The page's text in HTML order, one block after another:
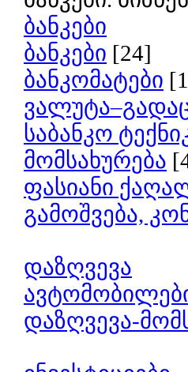
ბანკები
ბანკები [24]
ბანკომატები
საბანკო
მომსახურება
ფასიანი
გამოშვება,
დაზღვევა
დაზღვევა-